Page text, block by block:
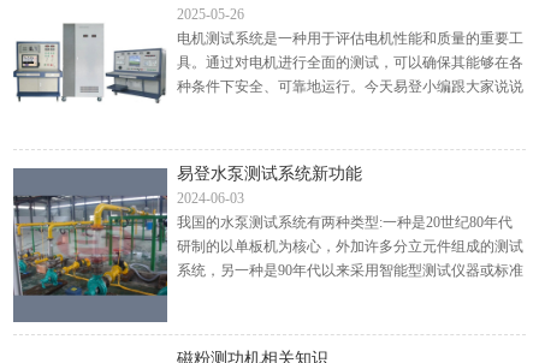
2025-05-26
电机测试系统是一种用于评估电机性能和质量的重要工
具。通过对电机进行全面的测试，可以确保其能够在各
种条件下安全、可靠地运行。今天易登小编跟大家说说
易登水泵测试系统新功能
2024-06-03
我国的水泵测试系统有两种类型:一种是20世纪80年代
研制的以单板机为核心，外加许多分立元件组成的测试
系统，另一种是90年代以来采用智能型测试仪器或标准
磁粉测功机相关知识